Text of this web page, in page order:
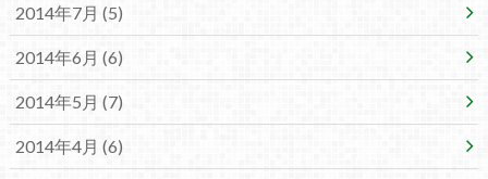
2014年7月 (5)
2014年6月 (6)
2014年5月 (7)
2014年4月 (6)